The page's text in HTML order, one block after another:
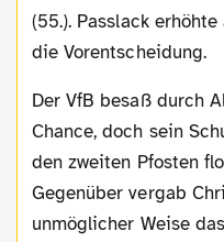
(55.). Passlack
die Vorentscheidung.
Der VfB besaß durch Alexander Groiss noch eine
Chance, doch sein
den zweiten Pfosten
Gegenüber vergab
unmöglicher Weise